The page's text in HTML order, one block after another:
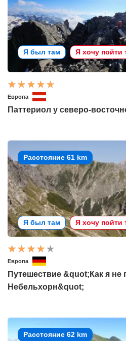
Я был там Я хочу пойти
Европа
Паттериол у северо-
Расстояние 61 km
Я был там Я хочу пойти
Европа
Путешествие &quot;Как я не
Небельхорн&quot;
Расстояние 62 km